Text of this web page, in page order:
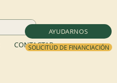
AYUDARNOS
SOLICITUD DE FINANCIACIÓN
CONTACTAR